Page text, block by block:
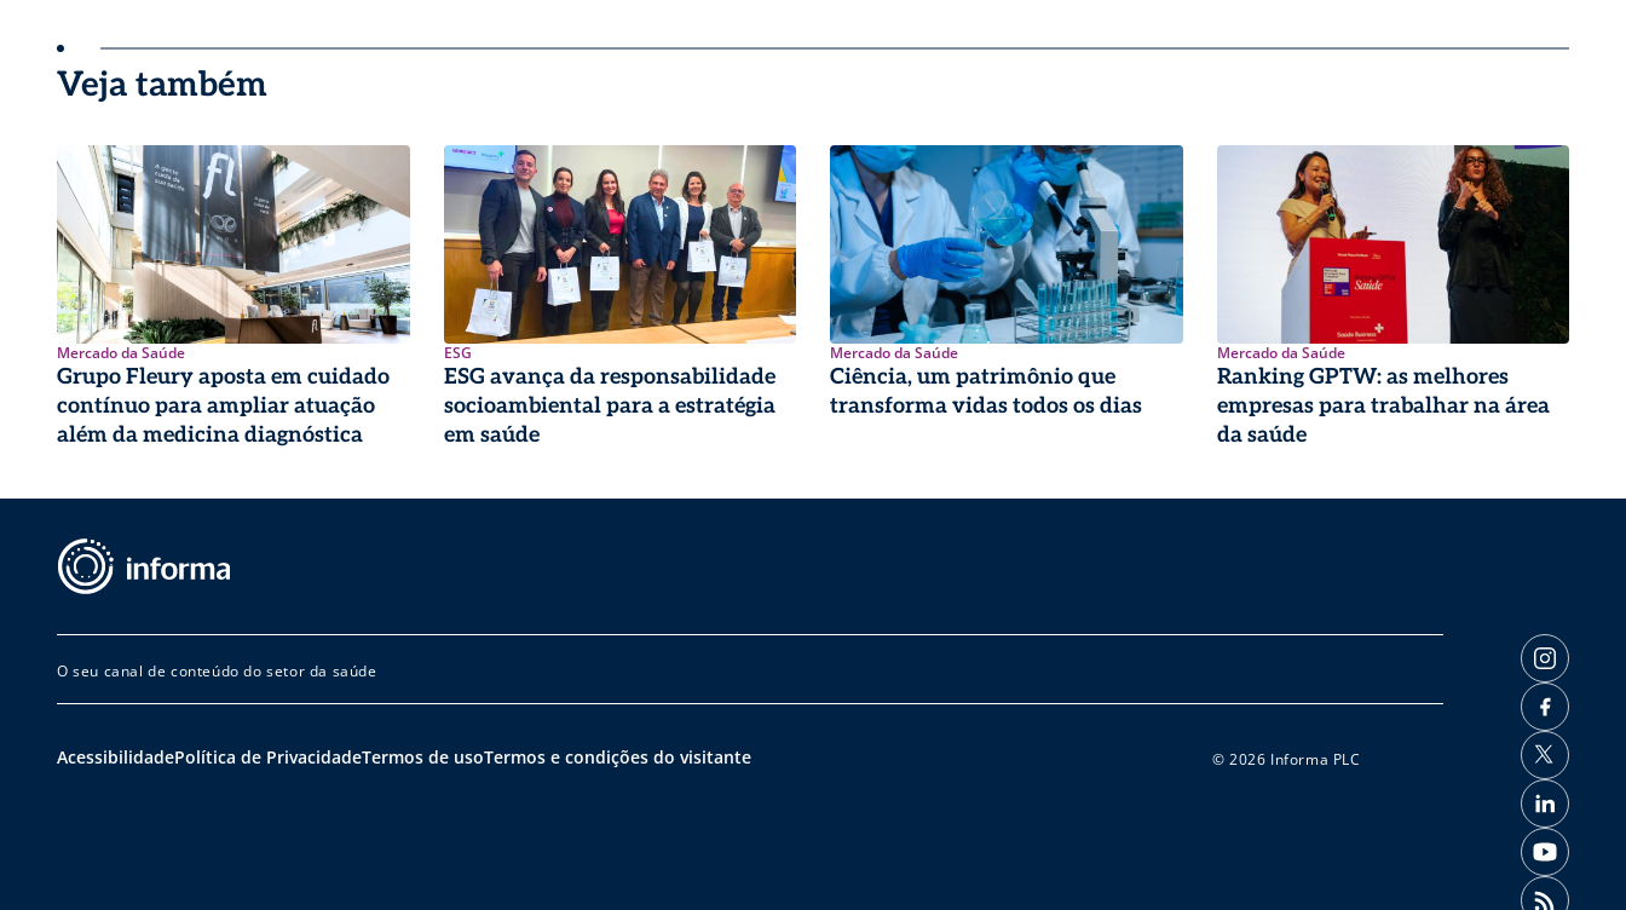
Veja também
Mercado da Saúde
Grupo Fleury aposta em cuidado
contínuo para ampliar atuação
além da medicina diagnóstica
ESG
ESG avança da responsabilidade
socioambiental para a estratégia
em saúde
Mercado da Saúde
Ciência, um patrimônio que
transforma vidas todos os dias
Mercado da Saúde
Ranking GPTW: as melhores
empresas para trabalhar na área
da saúde
O seu canal de conteúdo do setor da saúde
AcessibilidadePolítica de PrivacidadeTermos de usoTermos e condições do visitante © 2026 Informa PLC